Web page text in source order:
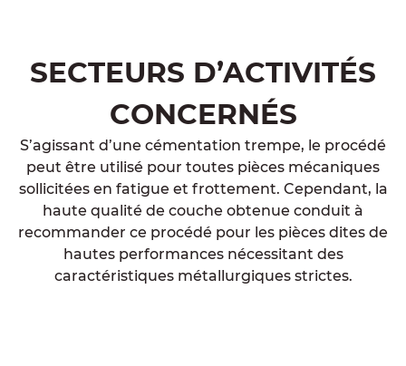
SECTEURS D’ACTIVITÉS
CONCERNÉS
S’agissant d’une cémentation trempe, le procédé
peut être utilisé pour toutes pièces mécaniques
sollicitées en fatigue et frottement. Cependant, la
haute qualité de couche obtenue conduit à
recommander ce procédé pour les pièces dites de
hautes performances nécessitant des
caractéristiques métallurgiques strictes.